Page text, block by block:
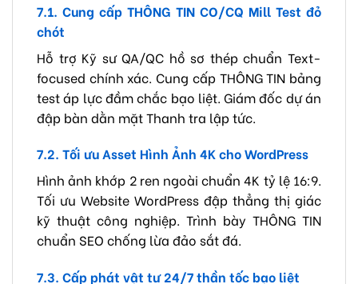
7.1. Cung cấp THÔNG TIN CO/CQ Mill Test đỏ
chót
Hỗ trợ Kỹ sư QA/QC hồ sơ thép chuẩn Text-
focused chính xác. Cung cấp THÔNG TIN bảng
test áp lực đầm chắc bạo liệt. Giám đốc dự án
đập bàn dằn mặt Thanh tra lập tức.
7.2. Tối ưu Asset Hình Ảnh 4K cho WordPress
Hình ảnh khớp 2 ren ngoài chuẩn 4K tỷ lệ 16:9.
Tối ưu Website WordPress đập thẳng thị giác
kỹ thuật công nghiệp. Trình bày THÔNG TIN
chuẩn SEO chống lừa đảo sắt đá.
7.3. Cấp phát vật tư 24/7 thần tốc bạo liệt